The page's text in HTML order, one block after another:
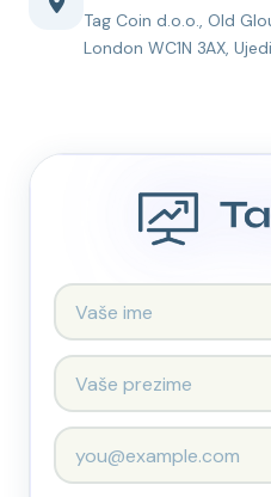
Tag Coin d.o.o., Old
London WC1N 3AX,